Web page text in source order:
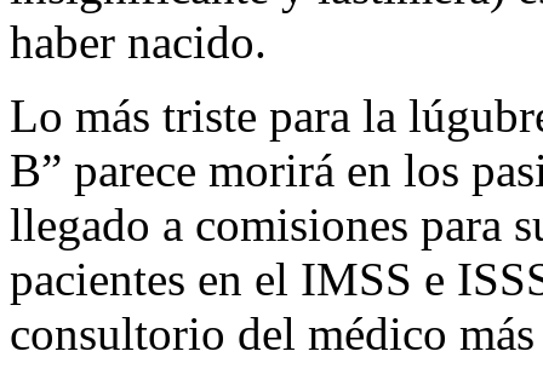
haber nacido.
Lo más triste para la
B” parece morirá en los
llegado a comisiones para
pacientes en el IMSS e
consultorio del médico